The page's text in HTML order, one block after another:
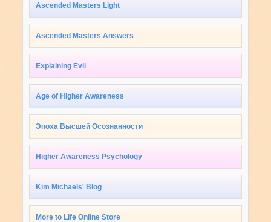
Ascended Masters Light
Ascended Masters Answers
Explaining Evil
Age of Higher Awareness
Эпоха Высшей Осознанности
Higher Awareness Psychology
Kim Michaels' Blog
More to Life Online Store